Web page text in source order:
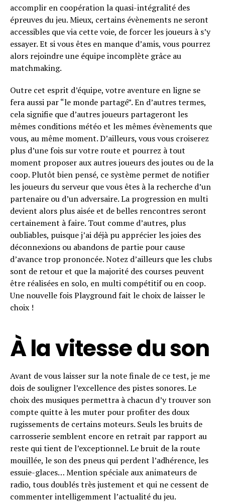
accomplir en coopération la quasi-intégralité des
épreuves du jeu. Mieux, certains évènements ne seront
accessibles que via cette voie, de forcer les joueurs à s’y
essayer. Et si vous êtes en manque d’amis, vous pourrez
alors rejoindre une équipe incomplète grâce au
matchmaking.
Outre cet esprit d’équipe, votre aventure en ligne se
fera aussi par “le monde partagé”. En d’autres termes,
cela signifie que d’autres joueurs partageront les
mêmes conditions météo et les mêmes évènements que
vous, au même moment. D’ailleurs, vous vous croiserez
plus d’une fois sur votre route et pourrez à tout
moment proposer aux autres joueurs des joutes ou de la
coop. Plutôt bien pensé, ce système permet de notifier
les joueurs du serveur que vous êtes à la recherche d’un
partenaire ou d’un adversaire. La progression en multi
devient alors plus aisée et de belles rencontres seront
certainement à faire. Tout comme d’autres, plus
oubliables, puisque j’ai déjà pu apprécier les joies des
déconnexions ou abandons de partie pour cause
d’avance trop prononcée. Notez d’ailleurs que les clubs
sont de retour et que la majorité des courses peuvent
être réalisées en solo, en multi compétitif ou en coop.
Une nouvelle fois Playground fait le choix de laisser le
choix !
À la vitesse du son
Avant de vous laisser sur la note finale de ce test, je me
dois de souligner l’excellence des pistes sonores. Le
choix des musiques permettra à chacun d’y trouver son
compte quitte à les muter pour profiter des doux
rugissements de certains moteurs. Seuls les bruits de
carrosserie semblent encore en retrait par rapport au
reste qui tient de l’exceptionnel. Le bruit de la route
mouillée, le son des pneus qui perdent l’adhérence, les
essuie-glaces… Mention spéciale aux animateurs de
radio, tous doublés très justement et qui ne cessent de
commenter intelligemment l’actualité du jeu.